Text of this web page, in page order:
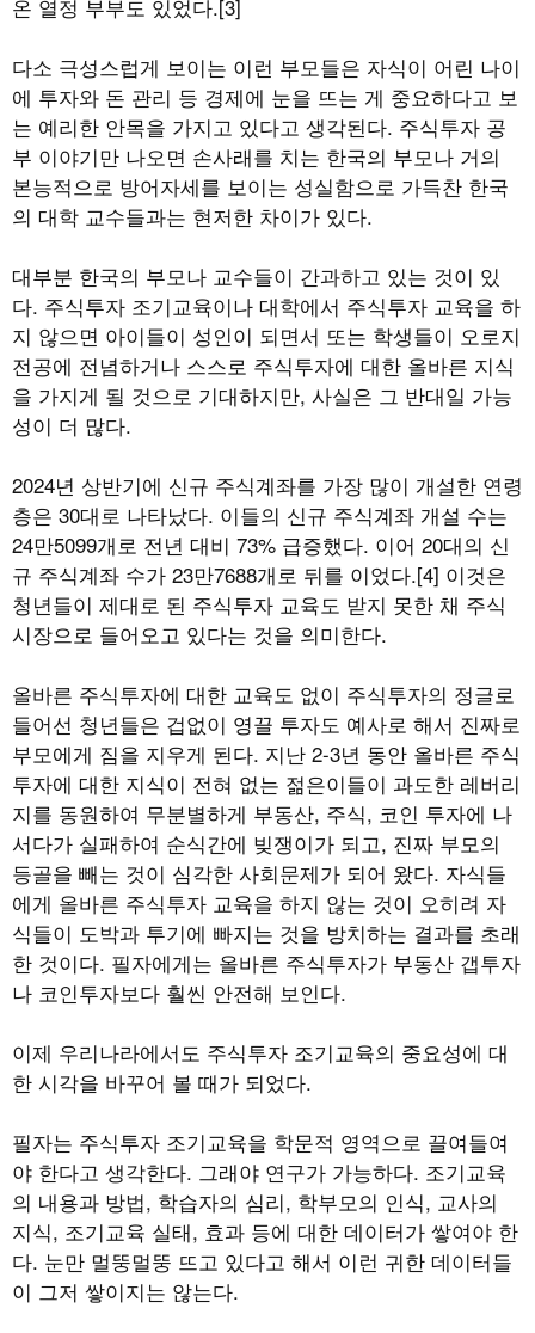
온 열정 부부도 있었다.[3]
다소 극성스럽게 보이는 이런 부모들은 자식이 어린 나이
에 투자와 돈 관리 등 경제에 눈을 뜨는 게 중요하다고 보
는 예리한 안목을 가지고 있다고 생각된다. 주식투자 공
부 이야기만 나오면 손사래를 치는 한국의 부모나 거의
본능적으로 방어자세를 보이는 성실함으로 가득찬 한국
의 대학 교수들과는 현저한 차이가 있다.
대부분 한국의 부모나 교수들이 간과하고 있는 것이 있
다. 주식투자 조기교육이나 대학에서 주식투자 교육을 하
지 않으면 아이들이 성인이 되면서 또는 학생들이 오로지
전공에 전념하거나 스스로 주식투자에 대한 올바른 지식
을 가지게 될 것으로 기대하지만, 사실은 그 반대일 가능
성이 더 많다.
2024년 상반기에 신규 주식계좌를 가장 많이 개설한 연령
층은 30대로 나타났다. 이들의 신규 주식계좌 개설 수는
24만5099개로 전년 대비 73% 급증했다. 이어 20대의 신
규 주식계좌 수가 23만7688개로 뒤를 이었다.[4] 이것은
청년들이 제대로 된 주식투자 교육도 받지 못한 채 주식
시장으로 들어오고 있다는 것을 의미한다.
올바른 주식투자에 대한 교육도 없이 주식투자의 정글로
들어선 청년들은 겁없이 영끌 투자도 예사로 해서 진짜로
부모에게 짐을 지우게 된다. 지난 2-3년 동안 올바른 주식
투자에 대한 지식이 전혀 없는 젊은이들이 과도한 레버리
지를 동원하여 무분별하게 부동산, 주식, 코인 투자에 나
서다가 실패하여 순식간에 빚쟁이가 되고, 진짜 부모의
등골을 빼는 것이 심각한 사회문제가 되어 왔다. 자식들
에게 올바른 주식투자 교육을 하지 않는 것이 오히려 자
식들이 도박과 투기에 빠지는 것을 방치하는 결과를 초래
한 것이다. 필자에게는 올바른 주식투자가 부동산 갭투자
나 코인투자보다 훨씬 안전해 보인다.
이제 우리나라에서도 주식투자 조기교육의 중요성에 대
한 시각을 바꾸어 볼 때가 되었다.
필자는 주식투자 조기교육을 학문적 영역으로 끌여들여
야 한다고 생각한다. 그래야 연구가 가능하다. 조기교육
의 내용과 방법, 학습자의 심리, 학부모의 인식, 교사의
지식, 조기교육 실태, 효과 등에 대한 데이터가 쌓여야 한
다. 눈만 멀뚱멀뚱 뜨고 있다고 해서 이런 귀한 데이터들
이 그저 쌓이지는 않는다.